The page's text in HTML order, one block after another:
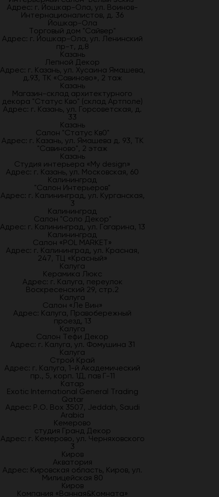
Адрес: г. Йошкар-Ола, ул. Воинов-
Интернационалистов, д. 36
Йошкар-Ола
Торговый дом "Сайвер"
Адрес: г. Йошкар-Ола, ул. Ленинский
пр-т, д.8
Казань
Лепной Декор
Адрес: г. Казань, ул. Хусаина Ямашева,
д.93, ТК «Савиново», 2 таж
Казань
Магазин-склад архитектурного
декора "Статус Кво" (склад Артполе)
Адрес: г. Казань, ул. Горсоветская, д.
33
Казань
Салон "Статус Кв0"
Адрес: г. Казань, ул. Ямашева д. 93, ТК
"Савиново", 2 этаж
Казань
Студия интерьера «My design»
Адрес: г. Казань, ул. Московская, 60
Калининград
"Салон Интерьеров"
Адрес: г. Калининград, ул. Курганская,
3
Калининград
Салон "Соло Декор"
Адрес: г. Калининград, ул. Гагарина, 13
Калининград
Салон «POL MARKET»
Адрес: г. Калининград, ул. Красная,
247, ТЦ «Красный»
Калуга
Керамика Люкс
Адрес: г. Калуга, переулок
Воскресенский 29, стр.2
Калуга
Салон «Ле Вин»
Адрес: Калуга, Правобережный
проезд, 13
Калуга
Салон Тефи Декор
Адрес: г. Калуга, ул. Фомушина 31
Калуга
Строй Край
Адрес: г. Калуга, 1-й Академический
пр., 5, корп. 1Д, пав Г-11
Катар
Exotic International General Trading
Qatar
Адрес: P.O. Box 3507, Jeddah, Saudi
Arabia
Кемерово
студия Гранд Декор
Адрес: г. Кемерово, ул. Черняховского
3
Киров
Акватория
Адрес: Кировская область, Киров, ул.
Милицейская 80
Киров
Компания «Ванная&Комната»